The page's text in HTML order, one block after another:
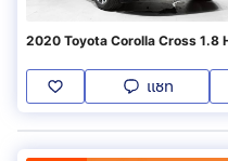
2020 Toyota Corolla Cross 1.8
แชท